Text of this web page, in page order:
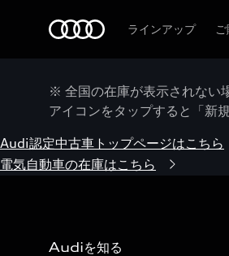
ラインアップ
※ 全国の在庫が表示されない
アイコンをタップすると「新
Audi認定中古車トップページはこちら
電気自動車の在庫はこちら
Audiを知る